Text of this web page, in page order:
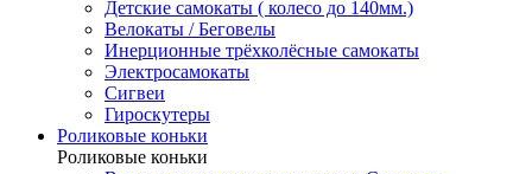
Детские самокаты ( колесо до 140мм.)
Велокаты / Беговелы
Инерционные трёхколёсные самокаты
Электросамокаты
Сигвеи
Гироскутеры
Роликовые коньки
Роликовые коньки